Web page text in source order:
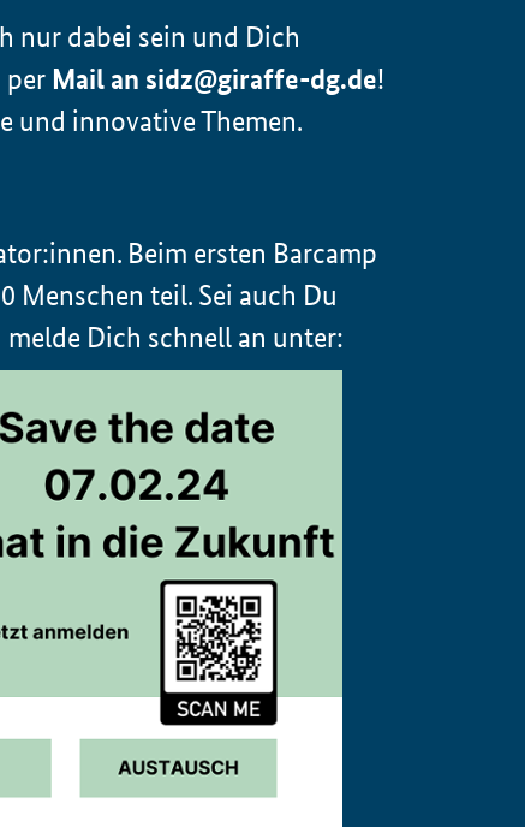
nur dabei sein und Dich
per Mail an sidz@giraffe-dg.de!
und innovative Themen.
Beim ersten Barcamp
Menschen teil. Sei auch Du
Dich schnell an unter: